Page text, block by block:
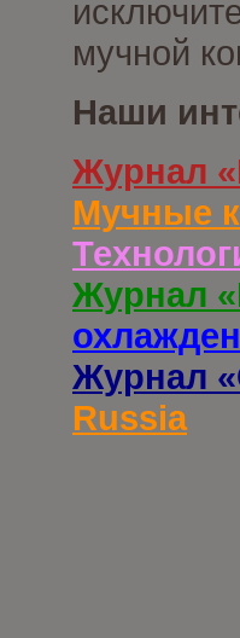
мучной
Наши
Журнал
Мучные
Журнал
Журнал
Russia